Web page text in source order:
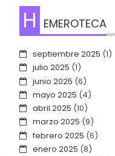
H EMEROTECA
septiembre 2025 (1)
julio 2025 (1)
junio 2025 (6)
mayo 2025 (4)
abril 2025 (10)
marzo 2025 (9)
febrero 2025 (6)
enero 2025 (8)